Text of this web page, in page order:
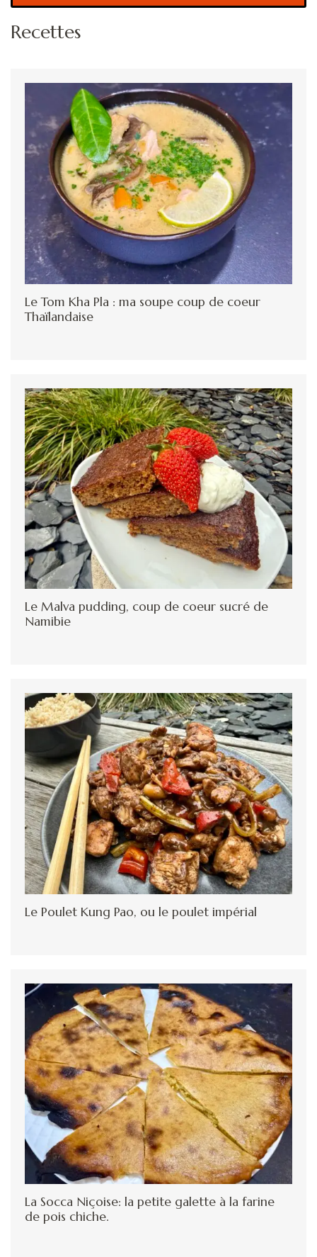
Recettes
Le Tom Kha Pla : ma soupe coup de coeur
Thaïlandaise
Le Malva pudding, coup de coeur sucré de
Namibie
Le Poulet Kung Pao, ou le poulet impérial
La Socca Niçoise: la petite galette à la farine
de pois chiche.